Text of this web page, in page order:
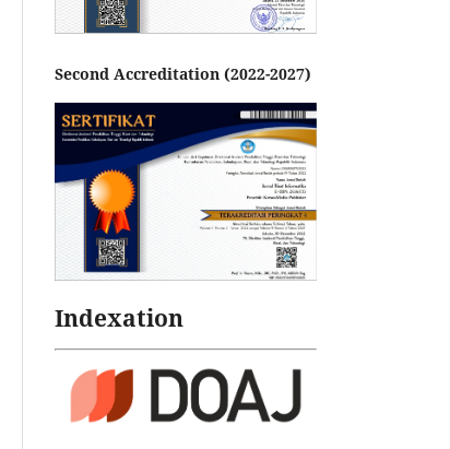
Second Accreditation (2022-2027)
Indexation